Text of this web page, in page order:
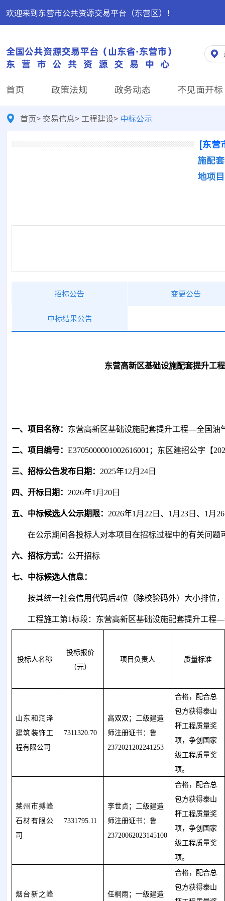
欢迎来到东营市公共资源交易平台（东营区）！
首页 政策法规 政务动态 不见面开标
首页> 交易信息> 工程建设> 中标公示
[东营
施配
地项
招标公告 变更公告
中标结果公告
东营高新区基础设施配套提升工程
一、项目名称： 东营高新区基础设施配套提升工程—全国油
二、项目编号： E3705000001002616001；东区建招公字【
三、招标公告发布日期： 2025年1 2月 24 日
四、开标日期： 2026年1 月 20 日
五、中标候选人公示期限： 2026年1 月 22 日、 1 月 23 日、 1 月 26
在公示期间各投标人对本项目在招标过程中的有关问题
六、招标方式： 公开招标
七、中标候选人信息：
按其统一社会信用代码后4位（除校验码外）大小排位
工程施工第1标段： 东营高新区基础设施配套提升工程—
投标人名称
投标报价
（元）
项目负责人 质量标准
山东和润泽
建筑装饰工
程有限公司
7311320.70
高双双；二级建造
师注册证书：鲁
2372021202241253
合格，配合总
包方获得泰山
杯工程质量奖
项，争创国家
级工程质量奖
项。
莱州市搏峰
石材有限公
司
7331795.11
李世贞；二级建造
师注册证书：鲁
23720062023145100
合格，配合总
包方获得泰山
杯工程质量奖
项，争创国家
级工程质量奖
项。
烟台新之峰 任桐雨 ；一级建造
合格，配合总
包方获得泰山